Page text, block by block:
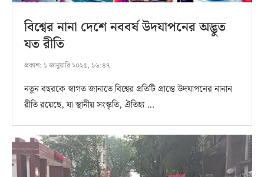
বিশ্বের নানা দেশে নববর্ষ উদযাপনের অদ্ভুত
যত রীতি
প্রকাশ: ১ জানুয়ারি ২০২৫, ১৬:৪৭
নতুন বছরকে স্বাগত জানাতে বিশ্বের প্রতিটি প্রান্তে উদযাপনের নানান
রীতি রয়েছে, যা স্থানীয় সংস্কৃতি, ঐতিহ্য …